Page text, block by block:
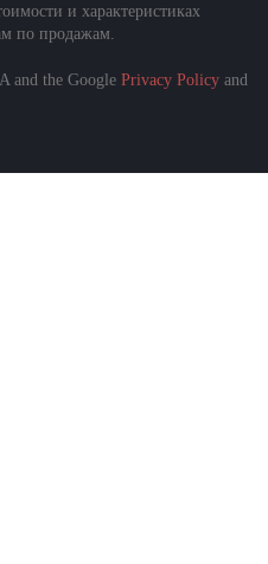
и характеристиках
по продажам.
and the Google Privacy Policy and